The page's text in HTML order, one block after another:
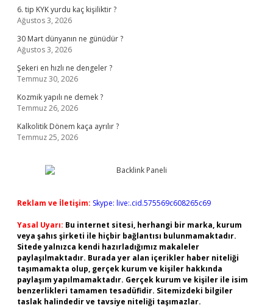
6. tip KYK yurdu kaç kişiliktir ?
Ağustos 3, 2026
30 Mart dünyanın ne günüdür ?
Ağustos 3, 2026
Şekeri en hızlı ne dengeler ?
Temmuz 30, 2026
Kozmik yapılı ne demek ?
Temmuz 26, 2026
Kalkolitik Dönem kaça ayrılır ?
Temmuz 25, 2026
Reklam ve İletişim: Skype: live:.cid.575569c608265c69
Yasal Uyarı: Bu internet sitesi, herhangi bir marka, kurum
veya şahıs şirketi ile hiçbir bağlantısı bulunmamaktadır.
Sitede yalnızca kendi hazırladığımız makaleler
paylaşılmaktadır. Burada yer alan içerikler haber niteliği
taşımamakta olup, gerçek kurum ve kişiler hakkında
paylaşım yapılmamaktadır. Gerçek kurum ve kişiler ile isim
benzerlikleri tamamen tesadüfidir. Sitemizdeki bilgiler
taslak halindedir ve tavsiye niteliği taşımazlar.